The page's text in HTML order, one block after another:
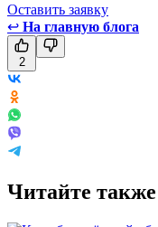
Оставить заявку
↩ На главную блога
2
Читайте также